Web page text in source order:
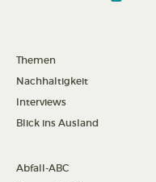
Themen
Nachhaltigkeit
Interviews
Blick ins Ausland
Abfall-ABC